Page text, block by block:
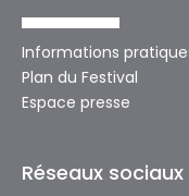
Informations
Plan du Festival
Espace presse
Réseaux sociaux